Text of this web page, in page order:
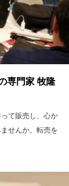
専門家 牧隆
て販売し、心か
せんか。転売を